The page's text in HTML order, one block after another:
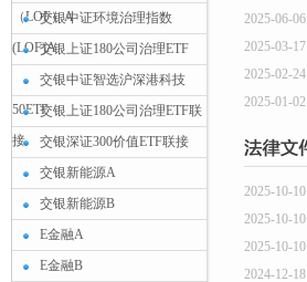
（LOF）A
交银中证环境治理指数
(LOF)A交银上证180公司治理ETF
交银中证智选沪深港科技
50ETF交银上证180公司治理ETF联
接
交银深证300价值ETF联接
交银新能源A
交银新能源B
E金融A
E金融B
2025-06-06
2025-03-17
2025-02-24
2025-01-02
2025-10-10
2025-10-10
2025-10-10
2024-12-18